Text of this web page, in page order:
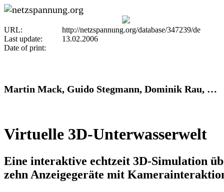
URL:
http://netzspannung.org/database/347239/de
Last update:
13.02.2006
Date of print:
Martin Mack, Guido Stegmann, Dominik Rau, …
Virtuelle 3D-Unterwasserwelt
Eine interaktive echtzeit 3D-Simulation
zehn Anzeigegeräte mit